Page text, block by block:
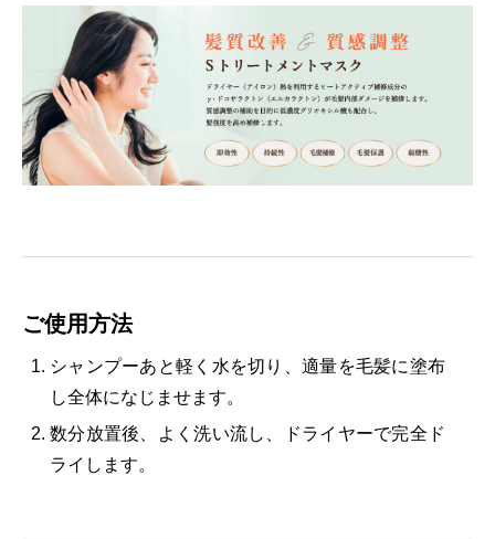
ご使用方法
シャンプーあと軽く水を切り、適量を毛髪に塗布
し全体になじませます。
数分放置後、よく洗い流し、ドライヤーで完全ド
ライします。